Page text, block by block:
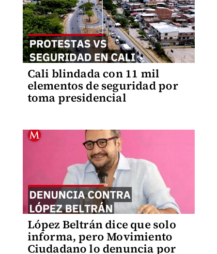
Cali blindada con 11 mil
elementos de seguridad por
toma presidencial
López Beltrán dice que solo
informa, pero Movimiento
Ciudadano lo denuncia por